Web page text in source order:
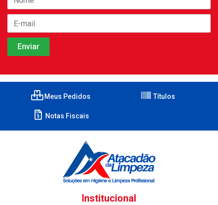
Meus Pedidos Títulos
Notas Fiscais
Institucional